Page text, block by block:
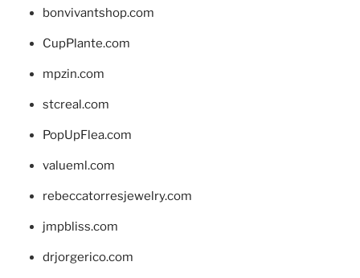
bonvivantshop.com
CupPlante.com
mpzin.com
stcreal.com
PopUpFlea.com
valueml.com
rebeccatorresjewelry.com
jmpbliss.com
drjorgerico.com